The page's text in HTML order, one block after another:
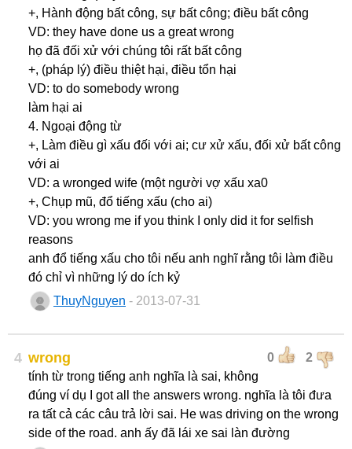
+, Hành động bất công, sự bất công; điều bất công
VD: they have done us a great wrong
họ đã đối xử với chúng tôi rất bất công
+, (pháp lý) điều thiệt hại, điều tổn hại
VD: to do somebody wrong
làm hại ai
4. Ngoại động từ
+, Làm điều gì xấu đối với ai; cư xử xấu, đối xử bất công
với ai
VD: a wronged wife (một người vợ xấu xa0
+, Chụp mũ, đổ tiếng xấu (cho ai)
VD: you wrong me if you think I only did it for selfish
reasons
anh đổ tiếng xấu cho tôi nếu anh nghĩ rằng tôi làm điều
đó chỉ vì những lý do ích kỷ
ThuyNguyen - 2013-07-31
4 0 2
wrong
tính từ trong tiếng anh nghĩa là sai, không
đúng ví dụ I got all the answers wrong. nghĩa là tôi đưa
ra tất cả các câu trả lời sai. He was driving on the wrong
side of the road. anh ấy đã lái xe sai làn đường